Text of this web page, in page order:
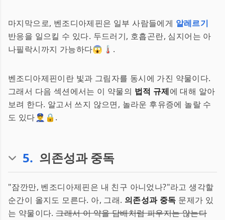
마지막으로, 벤조디아제핀은 일부 사람들에게 알레르기
반응을 일으킬 수 있다. 두드러기, 호흡곤란, 심지어는 아
나필락시까지 가능하다😱🌡.
벤조디아제핀이란 빛과 그림자를 동시에 가진 약물이다.
그래서 다음 섹션에서는 이 약물의 법적 규제에 대해 알아
보려 한다. 알고서 쓰지 않으면, 놀라운 후유증에 놀랄 수
도 있다👮‍♂️🔒.
5. 의존성과 중독
"잠깐만, 벤조디아제핀은 내 친구 아니었나?"라고 생각할
순간이 올지도 모른다. 아, 그래. 의존성과 중독 문제가 있
는 약물이다.그래서 이 약을 담배처럼 피우지는 않는다